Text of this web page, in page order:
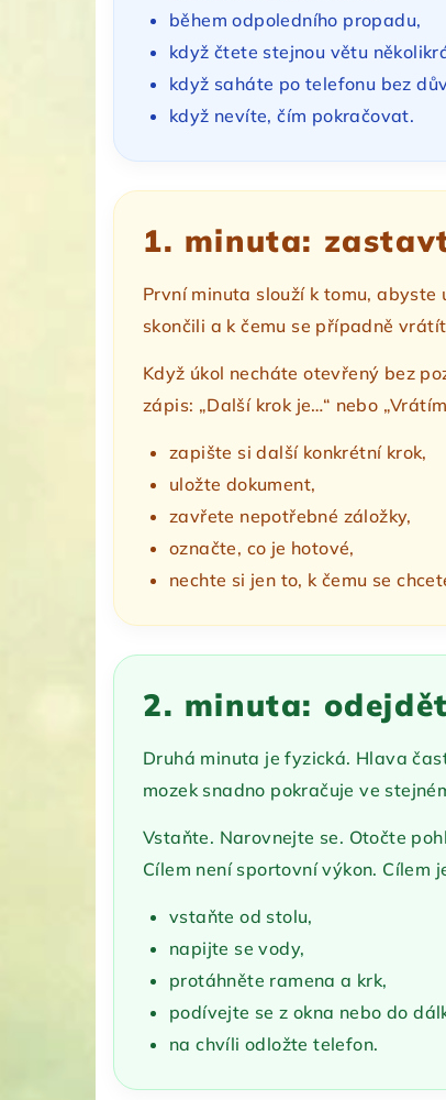
během odpoledního propadu,
když čtete stejnou větu
když saháte po telefonu bez
když nevíte, čím pokračovat.
1. minuta:
První minuta slouží k tomu,
skončili a k čemu se případně
Když úkol necháte otevřený bez
zápis: „Další krok je…“ nebo
zapište si další konkrétní krok,
uložte dokument,
zavřete nepotřebné záložky,
označte, co je hotové,
nechte si jen to, k čemu se
2. minuta:
Druhá minuta je fyzická. Hlava
mozek snadno pokračuje ve
Vstaňte. Narovnejte se. Otočte
Cílem není sportovní výkon.
vstaňte od stolu,
napijte se vody,
protáhněte ramena a krk,
podívejte se z okna nebo do
na chvíli odložte telefon.